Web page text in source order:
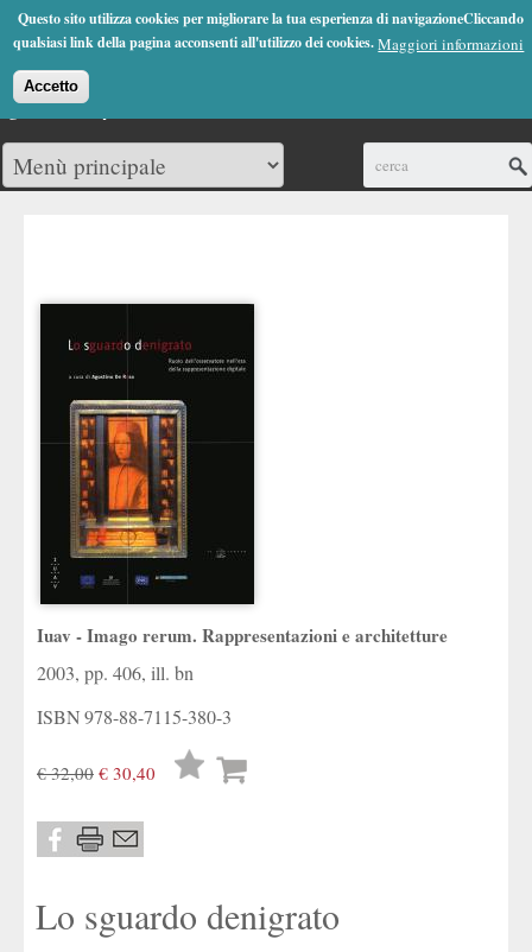
Questo sito utilizza cookies per migliorare la tua esperienza di navigazioneCliccando
qualsiasi link della pagina acconsenti all'utilizzo dei cookies.Maggiori informazioni
Accetto
Jump to Navigation
(0)
Iuav - Imago rerum. Rappresentazioni e architetture
2003, pp. 406, ill. bn
ISBN978-88-7115-380-3
€ 32,00 € 30,40
Lista
Lo sguardo denigrato